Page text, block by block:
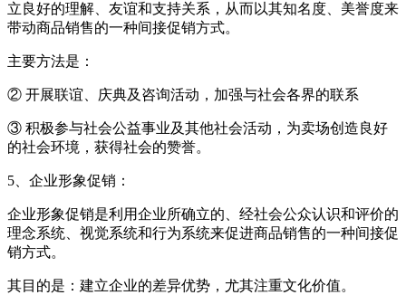
立良好的理解、友谊和支持关系，从而以其知名度、美誉度来
带动商品销售的一种间接促销方式。
主要方法是：
② 开展联谊、庆典及咨询活动，加强与社会各界的联系
③ 积极参与社会公益事业及其他社会活动，为卖场创造良好
的社会环境，获得社会的赞誉。
5、企业形象促销：
企业形象促销是利用企业所确立的、经社会公众认识和评价的
理念系统、视觉系统和行为系统来促进商品销售的一种间接促
销方式。
其目的是：建立企业的差异优势，尤其注重文化价值。